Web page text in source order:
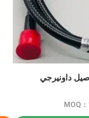
داونيرجي
MOQ